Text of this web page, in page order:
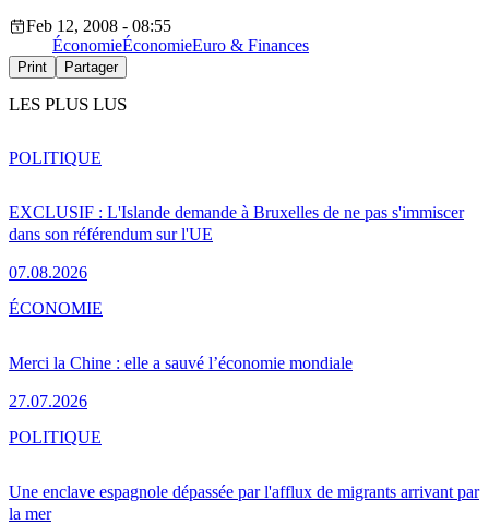
Feb 12, 2008 - 08:55
ÉconomieÉconomieEuro & Finances
Print Partager
LES PLUS LUS
EXCLUSIF : L'Islande demande à Bruxelles de ne pas s'immiscer
dans son référendum sur l'UE
07.08.2026
POLITIQUE
Merci la Chine : elle a sauvé l’économie mondiale
27.07.2026
ÉCONOMIE
Une enclave espagnole dépassée par l'afflux de migrants arrivant par
la mer
POLITIQUE